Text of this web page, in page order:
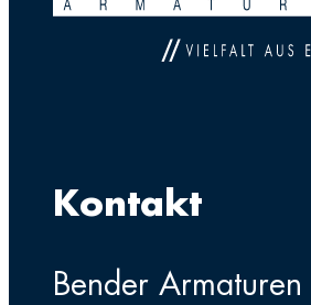
Kontakt
Bender